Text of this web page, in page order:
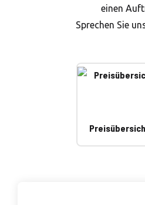
einen
Sprechen Sie